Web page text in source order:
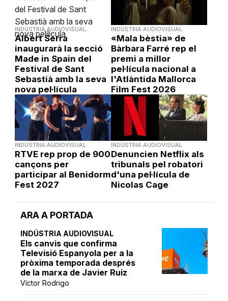
ARA A PORTADA
INDÚSTRIA AUDIOVISUAL
Els canvis que confirma
Televisió Espanyola per a la
pròxima temporada després
de la marxa de Javier Ruiz
Víctor Rodrigo
INDÚSTRIA AUDIOVISUAL
Albert Serra
inaugurarà la secció
Made in Spain del
Festival de Sant
Sebastià amb la seva
nova pel·lícula
INDÚSTRIA AUDIOVISUAL
«Mala bèstia» de
Bàrbara Farré rep el
premi a millor
pel·lícula nacional a
l'Atlàntida Mallorca
Film Fest 2026
INDÚSTRIA AUDIOVISUAL
RTVE rep prop de 900
cançons per
participar al Benidorm
Fest 2027
INDÚSTRIA AUDIOVISUAL
Denuncien Netflix als
tribunals pel robatori
d'una pel·lícula de
Nicolas Cage